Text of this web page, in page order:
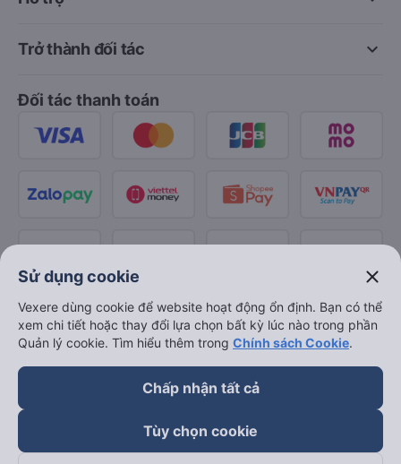
keyboard_arrow_down
Trở thành đối tác
Đối tác thanh toán
Sử dụng cookie close
Vexere dùng cookie để website hoạt động ổn định. Bạn có thể
xem chi tiết hoặc thay đổi lựa chọn bất kỳ lúc nào trong phần
Quản lý cookie. Tìm hiểu thêm trong Chính sách Cookie.
Chấp nhận tất cả
Tùy chọn cookie